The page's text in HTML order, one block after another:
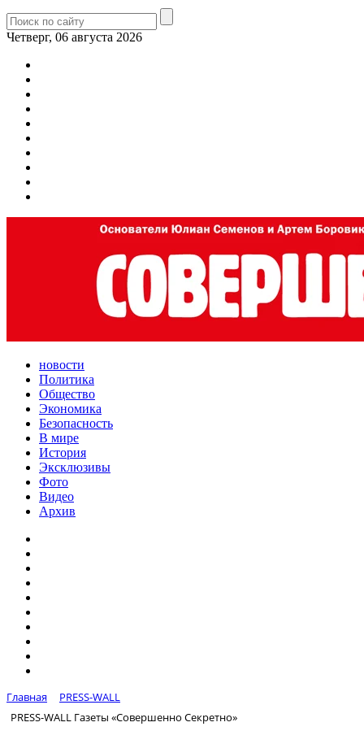
Четверг, 06 августа 2026
новости
Политика
Общество
Экономика
Безопасность
В мире
История
Эксклюзивы
Фото
Видео
Архив
Главная
PRESS-WALL
PRESS-WALL Газеты «Совершенно Секретно»